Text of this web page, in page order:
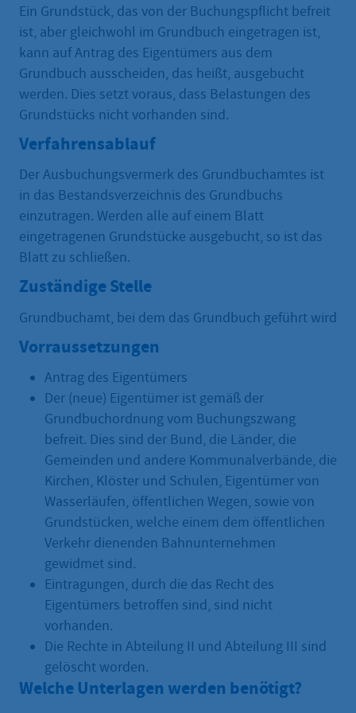
Ein Grundstück, das von der Buchungspflicht befreit
ist, aber gleichwohl im Grundbuch eingetragen ist,
kann auf Antrag des Eigentümers aus dem
Grundbuch ausscheiden, das heißt, ausgebucht
werden. Dies setzt voraus, dass Belastungen des
Grundstücks nicht vorhanden sind.
Verfahrensablauf
Der Ausbuchungsvermerk des Grundbuchamtes ist
in das Bestandsverzeichnis des Grundbuchs
einzutragen. Werden alle auf einem Blatt
eingetragenen Grundstücke ausgebucht, so ist das
Blatt zu schließen.
Zuständige Stelle
Grundbuchamt, bei dem das Grundbuch geführt wird
Vorraussetzungen
Antrag des Eigentümers
Der (neue) Eigentümer ist gemäß der
Grundbuchordnung vom Buchungszwang
befreit. Dies sind der Bund, die Länder, die
Gemeinden und andere Kommunalverbände, die
Kirchen, Klöster und Schulen, Eigentümer von
Wasserläufen, öffentlichen Wegen, sowie von
Grundstücken, welche einem dem öffentlichen
Verkehr dienenden Bahnunternehmen
gewidmet sind.
Eintragungen, durch die das Recht des
Eigentümers betroffen sind, sind nicht
vorhanden.
Die Rechte in Abteilung II und Abteilung III sind
gelöscht worden.
Welche Unterlagen werden benötigt?